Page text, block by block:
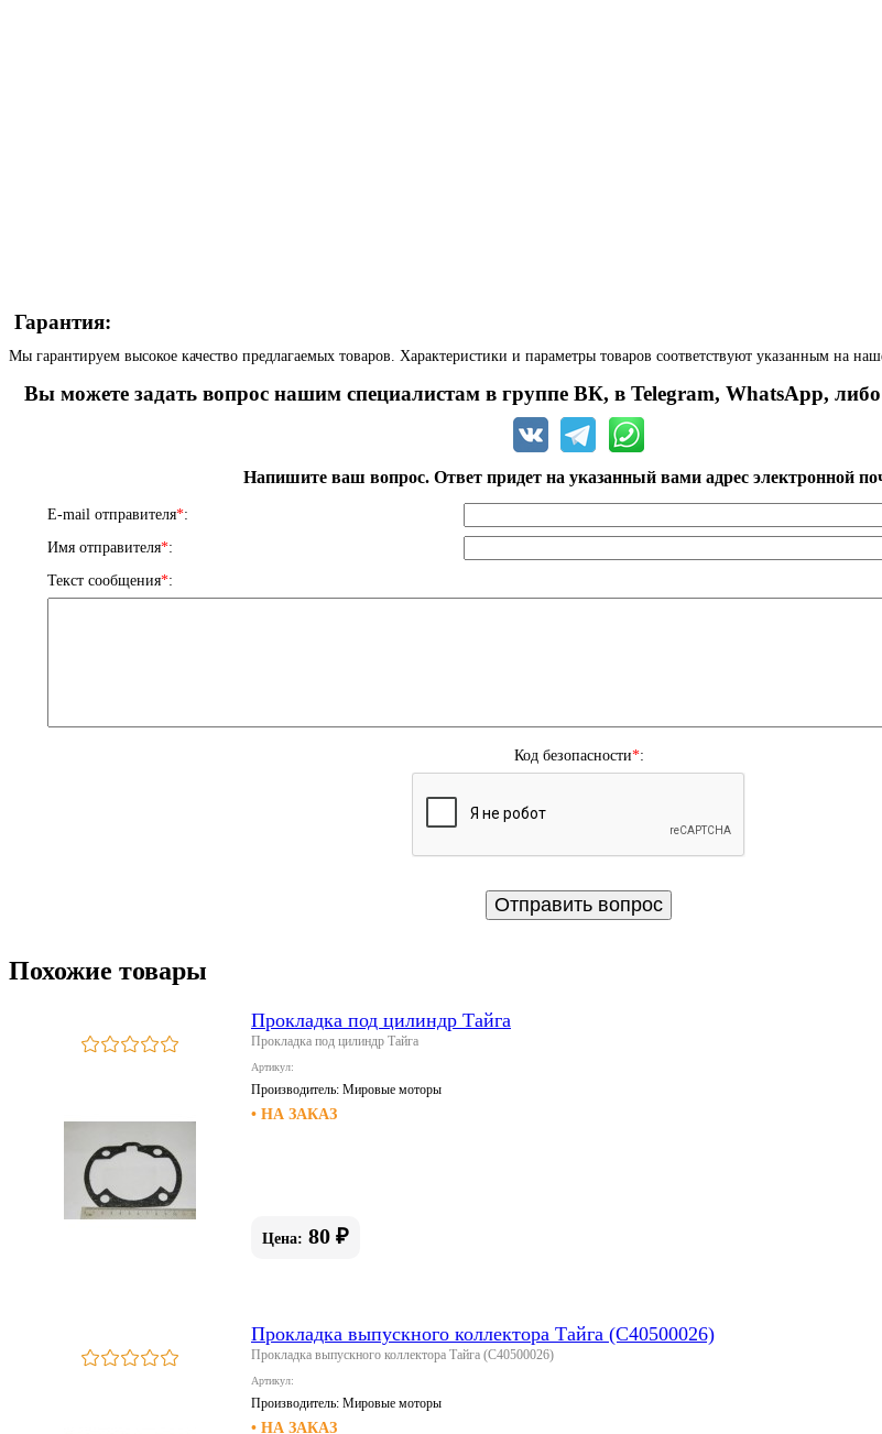
Гарантия:
Мы гарантируем высокое качество предлагаемых товаров. Характеристики и параметры товаров соответствуют указанным на
Вы можете задать вопрос нашим специалистам в группе ВК, в Telegram, WhatsApp,
Напишите ваш вопрос. Ответ придет на указанный вами адрес электронной
E-mail отправителя*:
Имя отправителя*:
Текст сообщения*:
Код безопасности*:
Похожие товары
Прокладка под цилиндр Тайга
Прокладка под цилиндр Тайга
Артикул:
Производитель: Мировые моторы
• НА ЗАКАЗ
Цена: 80 ₽
Прокладка выпускного коллектора Тайга (С40500026)
Прокладка выпускного коллектора Тайга (С40500026)
Артикул:
Производитель: Мировые моторы
• НА ЗАКАЗ